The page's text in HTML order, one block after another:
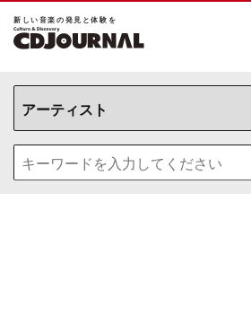
新しい⾳楽の発⾒と体験を